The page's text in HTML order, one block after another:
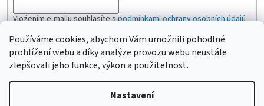
Používáme cookies, abychom Vám umožnili pohodlné
prohlížení webu a díky analýze provozu webu neustále
zlepšovali jeho funkce, výkon a použitelnost.
Nastavení
Vložením e-mailu souhlasíte spodmínkami ochrany osobních údajů
PŘIHLÁSIT SE
Vytvořil Shoptet